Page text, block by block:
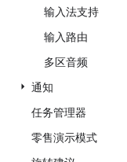
输入法支持
输入路由
多区音频
通知
任务管理器
零售演示模式